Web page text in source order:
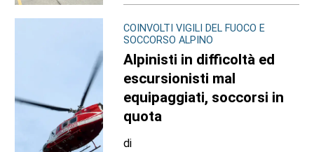
COINVOLTI VIGILI DEL FUOCO E
SOCCORSO ALPINO
Alpinisti in difficoltà ed
escursionisti mal
equipaggiati, soccorsi in
quota
di